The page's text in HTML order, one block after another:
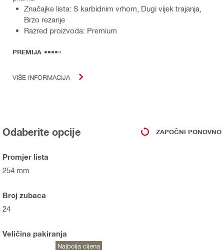
Značajke lista: S karbidnim vrhom, Dugi vijek trajanja,
Brzo rezanje
Razred proizvoda: Premium
PREMIJA
VIŠE INFORMACIJA
Odaberite opcije ZAPOČNI PONOVNO
Promjer lista
254 mm
Broj zubaca
24
Veličina pakiranja
Najbolja cijena